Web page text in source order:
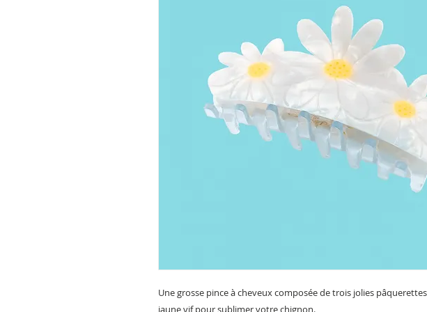
Une grosse pince à cheveux composée de trois jolies
jaune vif pour sublimer votre chignon.